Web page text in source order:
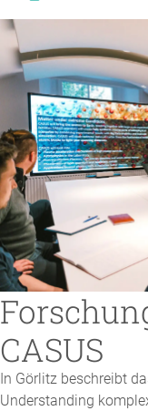
CASUS
In Görlitz beschreibt
Understanding